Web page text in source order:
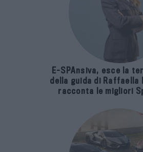
E-SPAnsiva, esce la
della guida di Raffaella
racconta le migliori